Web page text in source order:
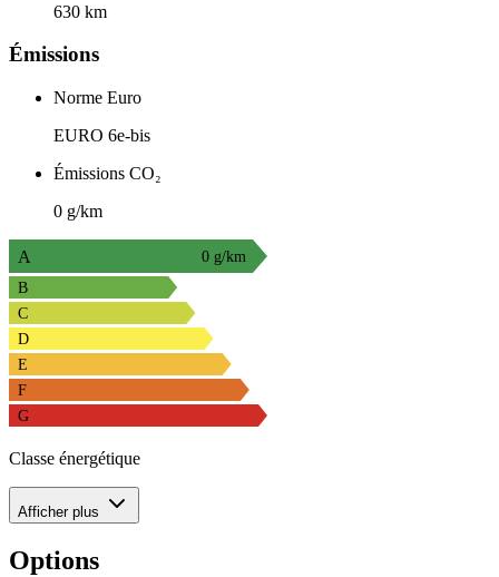
630 km
Émissions
Norme Euro
EURO 6e-bis
Émissions CO₂
0 g/km
A
0 g/km
B
C
D
E
F
G
Classe énergétique
Afficher plus
Options